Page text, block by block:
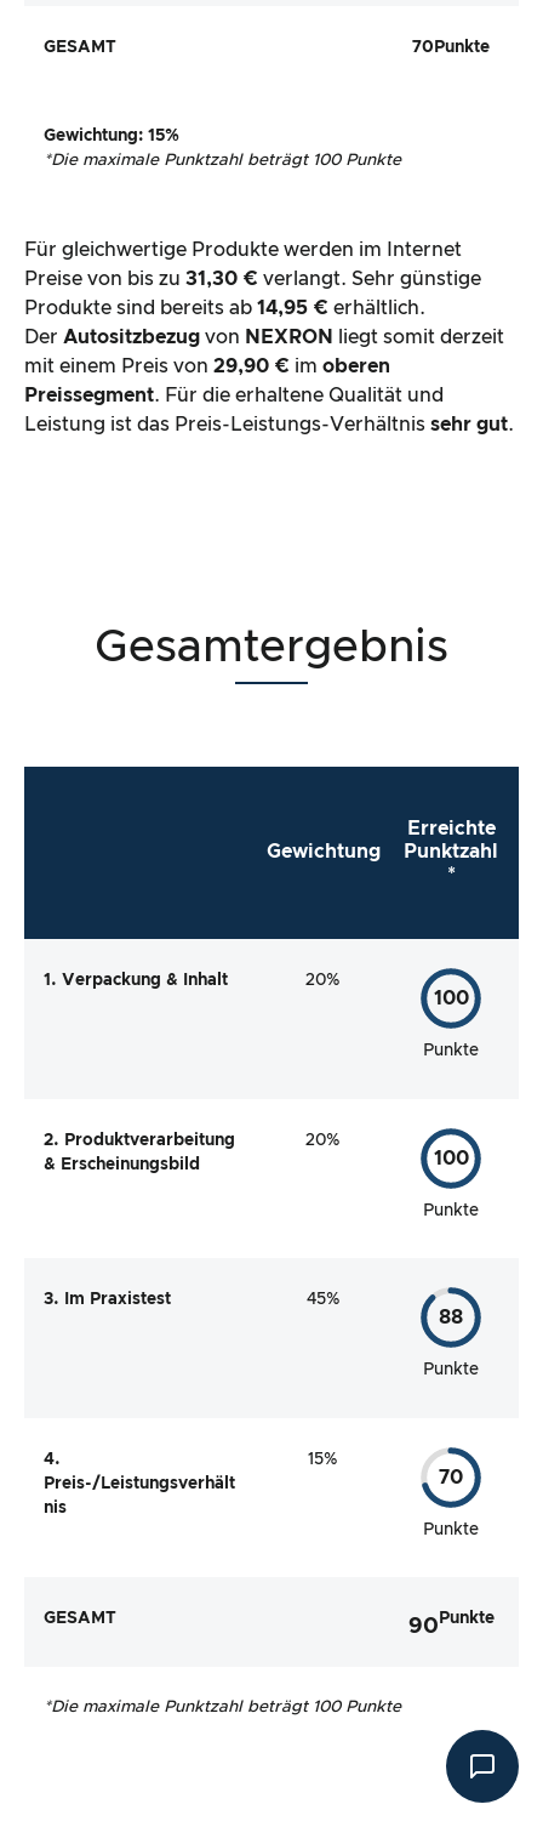
GESAMT 70 Punkte
Gewichtung: 15%
*Die maximale Punktzahl beträgt 100 Punkte
Für gleichwertige Produkte werden im Internet
Preise von bis zu 31,30 € verlangt. Sehr günstige
Produkte sind bereits ab 14,95 € erhältlich.
Der Autositzbezug von NEXRON
liegt somit derzeit
mit einem Preis von 29,90 € im oberen
Preissegment. Für die erhaltene Qualität und
Leistung ist das Preis-Leistungs-Verhältnis sehr gut.
Gesamtergebnis
Gewichtung
Erreichte
Punktzahl
*
1. Verpackung & Inhalt 20%
100
Punkte
2. Produktverarbeitung
& Erscheinungsbild
20%
100
Punkte
3. Im Praxistest 45%
88
Punkte
4.
Preis-/Leistungsverhält
nis
15%
70
Punkte
GESAMT 90 Punkte
*Die maximale Punktzahl beträgt 100 Punkte